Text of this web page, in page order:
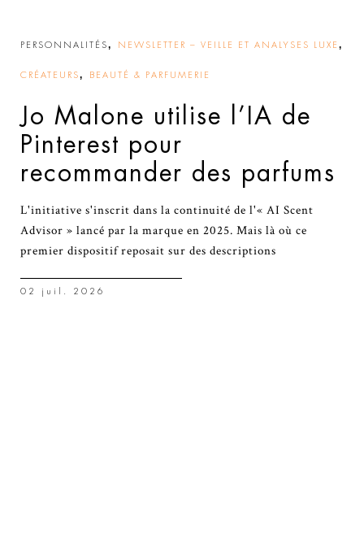
PERSONNALITÉS, NEWSLETTER – VEILLE ET ANALYSES LUXE ,
CRÉATEURS, BEAUTÉ & PARFUMERIE
Jo Malone utilise l’IA de
Pinterest pour
recommander des parfums
L'initiative s'inscrit dans la continuité de l'« AI Scent
Advisor » lancé par la marque en 2025. Mais là où ce
premier dispositif reposait sur des descriptions
02 juil. 2026